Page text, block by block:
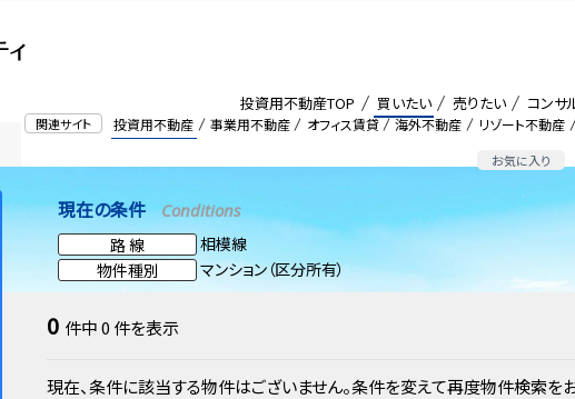
関連サイト 投資用不動産 事業用不動産 オフィス賃貸 海外不動産 リゾート不動産
お気に入り
投資用不動産TOP 買いたい 売りたい コンサ
現在の条件 Conditions
路 線
相模線
物件種別
マンション（区分所有）
0 件中0 件を表示
現在、条件に該当する物件はございません。条件を変えて再度物件検索をお